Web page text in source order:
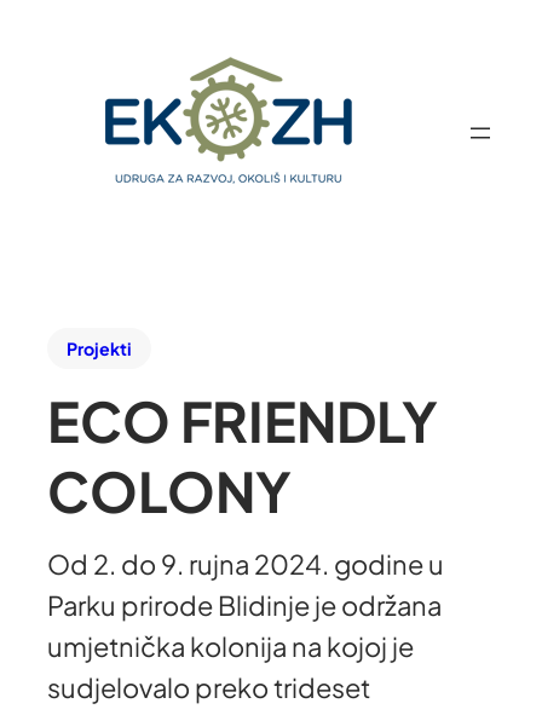
Projekti
ECO FRIENDLY
COLONY
Od 2. do 9. rujna 2024. godine u
Parku prirode Blidinje je održana
umjetnička kolonija na kojoj je
sudjelovalo preko trideset